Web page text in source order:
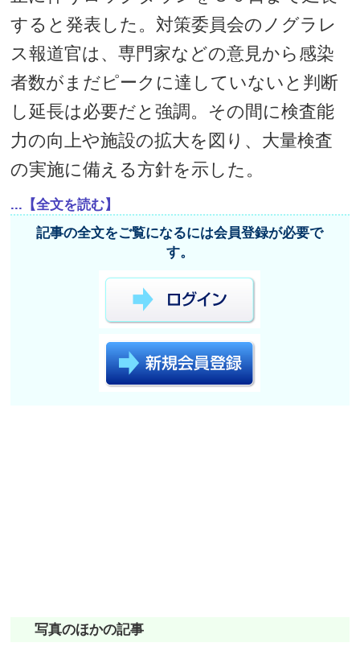
すると発表した。対策委員会のノグラレ
ス報道官は、専門家などの意見から感染
者数がまだピークに達していないと判断
し延長は必要だと強調。その間に検査能
力の向上や施設の拡大を図り、大量検査
の実施に備える方針を示した。
...【全文を読む】
記事の全文をご覧になるには会員登録が必要で
す。
写真のほかの記事